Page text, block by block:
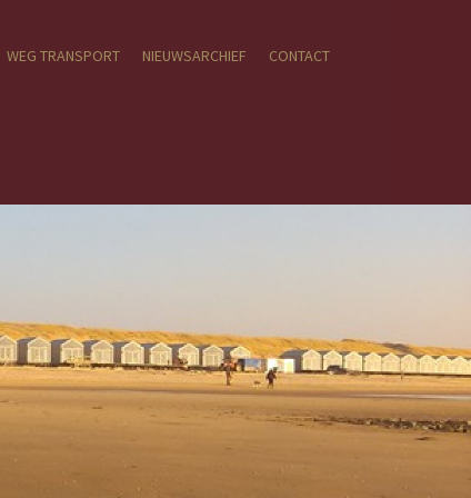
WEG TRANSPORT NIEUWSARCHIEF CONTACT